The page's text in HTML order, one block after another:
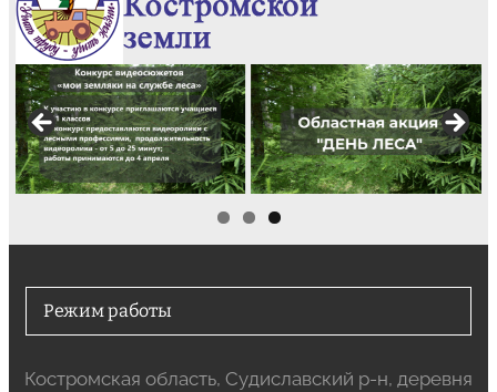
Режим работы
Костромская область, Судиславский р-н, деревня